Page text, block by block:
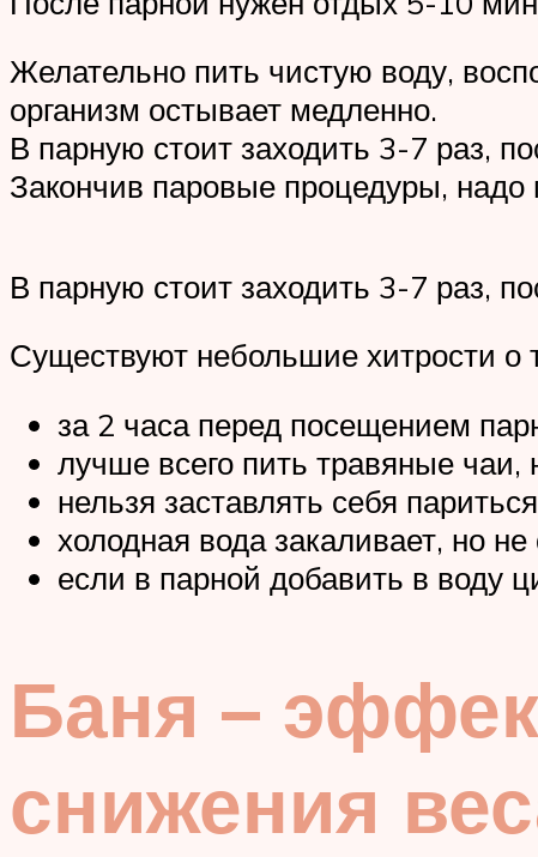
Желательно пить чистую воду,
организм остывает медленно.
В парную стоит заходить 3-7 раз,
Закончив паровые процедуры,
В парную стоит заходить 3-7 раз,
Существуют небольшие хитрости о
за 2 часа перед посещением
лучше всего пить травяные чаи,
нельзя заставлять себя
холодная вода закаливает, но
если в парной добавить в воду
Баня –
снижения